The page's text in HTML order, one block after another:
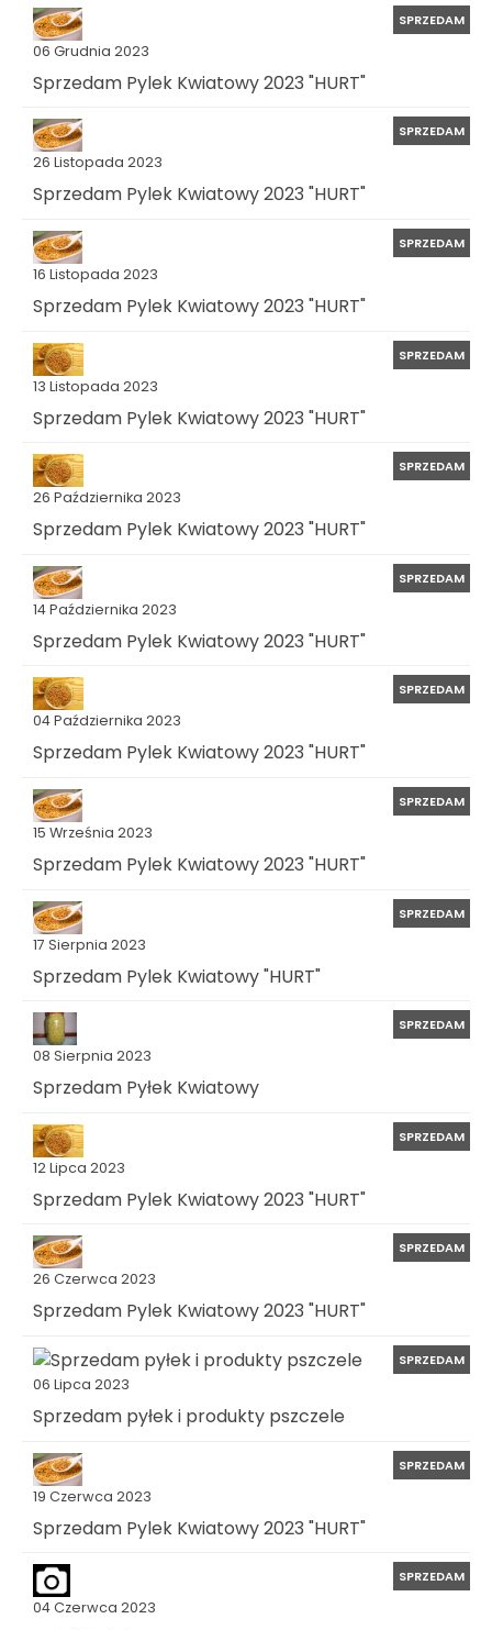
06 Grudnia 2023
SPRZEDAM
Sprzedam Pylek Kwiatowy 2023 "HURT"
26 Listopada 2023
SPRZEDAM
Sprzedam Pylek Kwiatowy 2023 "HURT"
16 Listopada 2023
SPRZEDAM
Sprzedam Pylek Kwiatowy 2023 "HURT"
13 Listopada 2023
SPRZEDAM
Sprzedam Pylek Kwiatowy 2023 "HURT"
26 Października 2023
SPRZEDAM
Sprzedam Pylek Kwiatowy 2023 "HURT"
14 Października 2023
SPRZEDAM
Sprzedam Pylek Kwiatowy 2023 "HURT"
04 Października 2023
SPRZEDAM
Sprzedam Pylek Kwiatowy 2023 "HURT"
15 Września 2023
SPRZEDAM
Sprzedam Pylek Kwiatowy 2023 "HURT"
17 Sierpnia 2023
SPRZEDAM
Sprzedam Pylek Kwiatowy "HURT"
08 Sierpnia 2023
SPRZEDAM
Sprzedam Pyłek Kwiatowy
12 Lipca 2023
SPRZEDAM
Sprzedam Pylek Kwiatowy 2023 "HURT"
26 Czerwca 2023
SPRZEDAM
Sprzedam Pylek Kwiatowy 2023 "HURT"
06 Lipca 2023
SPRZEDAM
Sprzedam pyłek i produkty pszczele
19 Czerwca 2023
SPRZEDAM
Sprzedam Pylek Kwiatowy 2023 "HURT"
04 Czerwca 2023
SPRZEDAM